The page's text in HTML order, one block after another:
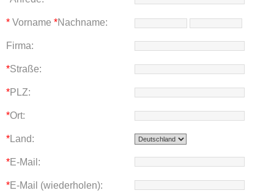
* Vorname *Nachname:
Firma:
*Straße:
*PLZ:
*Ort:
*Land:
*E-Mail:
*E-Mail (wiederholen):